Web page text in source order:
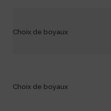
Choix de boyaux
Choix de boyaux